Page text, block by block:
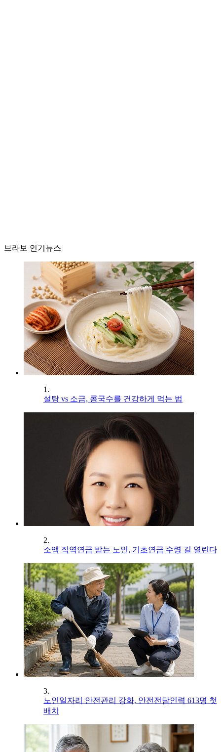
브라보 인기뉴스
1.
설탕 vs 소금, 콩국수를 건강하게 먹는 법
2.
소액 직역연금 받는 노인, 기초연금 수령 길 열린다
3.
노인일자리 안전관리 강화, 안전전담인력 613명 첫
배치